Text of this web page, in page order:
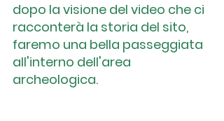
dopo la visione del video che ci
racconterà la storia del sito,
faremo una bella passeggiata
all'interno dell'area
archeologica.